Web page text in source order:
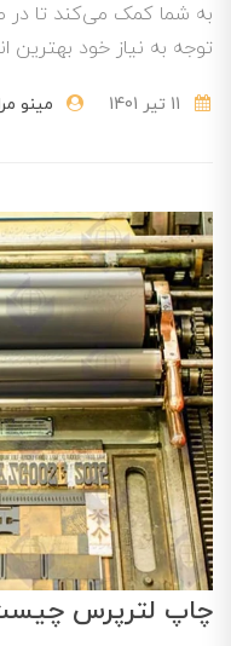
به شما کمک می‌کند تا در
توجه به نیاز خود بهترین
مینو
چاپ لترپرس